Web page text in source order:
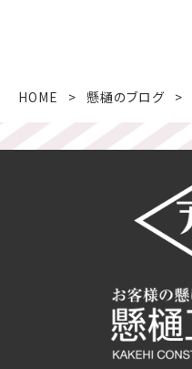
HOME 懸樋のブログ